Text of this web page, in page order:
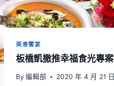
美食饗宴
板橋凱撒推幸福食光專案
By 編輯部 2020 年 4 月 21 日